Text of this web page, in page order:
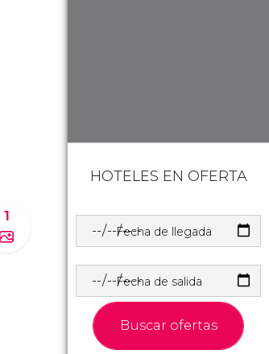
1
HOTELES EN OFERTA
Fecha de llegada
Fecha de salida
Buscar ofertas